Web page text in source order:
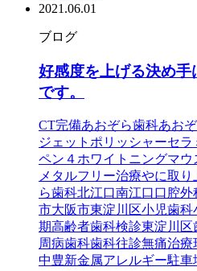
2021.06.01
ブログ
好感度を上げる決め手
です。
CT完備あおぞら歯科あお
ジェットポリッシャーセラ
ペン４ ホワイトニングマウ
メタルフリー治療やに取り
ら歯科北江口南江口口腔外
市大阪市東淀川区小児歯科
期高齢者歯科検診東淀川区
周病歯科歯科往診無痛治療
中豊新金属アレルギー駐車